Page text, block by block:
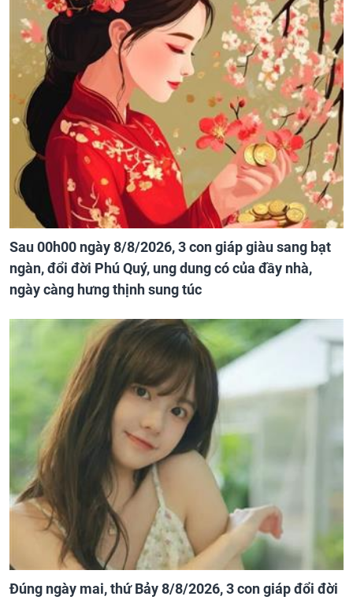
Sau 00h00 ngày 8/8/2026, 3 con giáp giàu sang bạt
ngàn, đổi đời Phú Quý, ung dung có của đầy nhà,
ngày càng hưng thịnh sung túc
Đúng ngày mai, thứ Bảy 8/8/2026, 3 con giáp đổi đời